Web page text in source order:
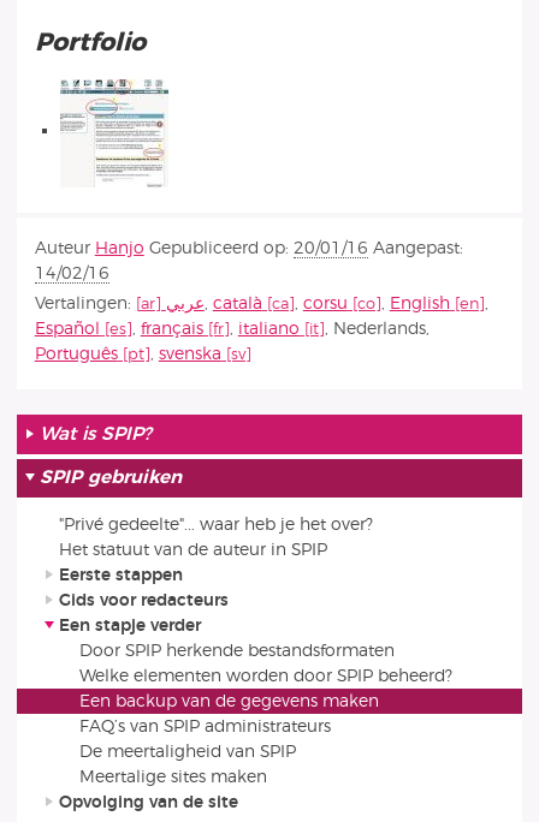
Portfolio
Auteur Hanjo Gepubliceerd op: 20/01/16 Aangepast:
14/02/16
Vertalingen:
عربي, català , corsu , English
,
Español
, français , italiano , Nederlands,
Português
, svenska
Wat is SPIP?
SPIP gebruiken
"Privé gedeelte"... waar heb je het over?
Het statuut van de auteur in SPIP
Eerste stappen
Gids voor redacteurs
Een stapje verder
Door SPIP herkende bestandsformaten
Welke elementen worden door SPIP beheerd?
Een backup van de gegevens maken
FAQ’s van SPIP administrateurs
De meertaligheid van SPIP
Meertalige sites maken
Opvolging van de site